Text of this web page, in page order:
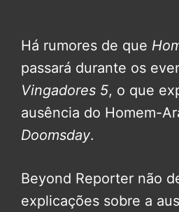
Há rumores de que
passará durante os
Vingadores 5, o que
ausência do Homem-
Doomsday.
Beyond Reporter não
explicações sobre a